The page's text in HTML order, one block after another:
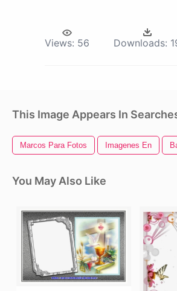
Views: 56 Downloads:
This Image Appears In
Marcos Para Fotos Imagenes En
You May Also Like